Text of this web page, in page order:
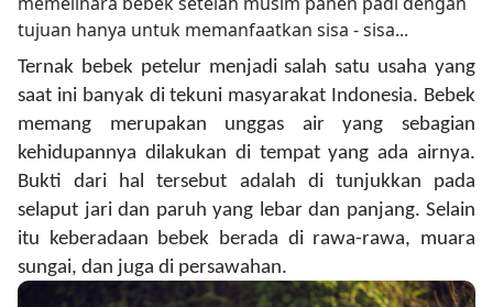
Ternak bebek petelur menjadi salah satu usaha yang
saat ini banyak di tekuni masyarakat Indonesia. Bebek
memang merupakan unggas air yang sebagian
kehidupannya dilakukan di tempat yang ada airnya.
Bukti dari hal tersebut adalah di tunjukkan pada
selaput jari dan paruh yang lebar dan panjang. Selain
itu keberadaan bebek berada di rawa-rawa, muara
sungai, dan juga di persawahan.